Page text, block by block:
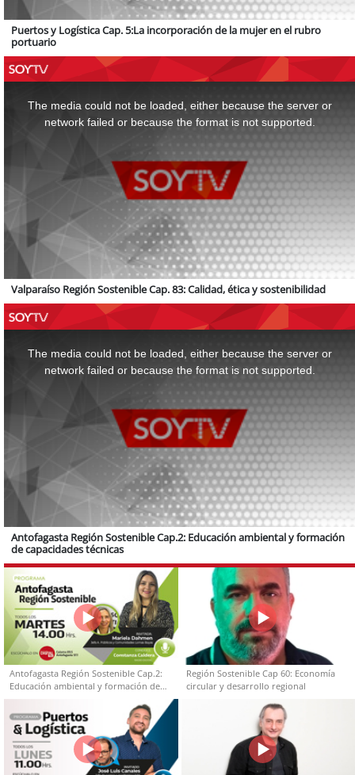
Puertos y Logística Cap. 5:La incorporación de la mujer en el rubro
portuario
The media could not be loaded, either because the server or
network failed or because the format is not supported.
Valparaíso Región Sostenible Cap. 83: Calidad, ética y sostenibilidad
The media could not be loaded, either because the server or
network failed or because the format is not supported.
Antofagasta Región Sostenible Cap.2: Educación ambiental y formación
de capacidades técnicas
Antofagasta Región Sostenible Cap.2:
Educación ambiental y formación de
capacidades técnicas
Región Sostenible Cap 60: Economía
circular y desarrollo regional